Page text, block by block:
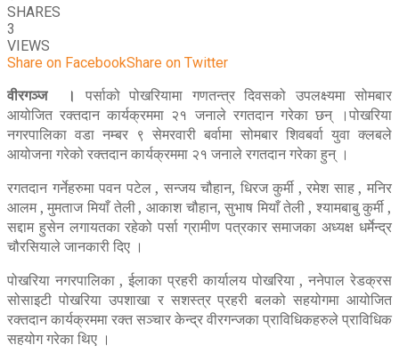
SHARES
3
VIEWS
Share on FacebookShare on Twitter
वीरगञ्ज ।
पर्साको पोखरियामा गणतन्त्र दिवसको उपलक्ष्यमा सोमबार
आयोजित रक्तदान कार्यक्रममा २१ जनाले रगतदान गरेका छन् ।पोखरिया
नगरपालिका वडा नम्बर ९ सेमरवारी बर्वामा सोमबार शिवबर्वा युवा क्लबले
आयोजना गरेको रक्तदान कार्यक्रममा २१ जनाले रगतदान गरेका हुन् ।
रगतदान गर्नेहरुमा पवन पटेल , सन्जय चौहान, धिरज कुर्मी , रमेश साह , मनिर
आलम , मुमताज मियाँ तेली , आकाश चौहान, सुभाष मियाँ तेली , श्यामबाबु कुर्मी ,
सद्दाम हुसेन लगायतका रहेको पर्सा ग्रामीण पत्रकार समाजका अध्यक्ष धर्मेन्द्र
चौरसियाले जानकारी दिए ।
पोखरिया नगरपालिका , ईलाका प्रहरी कार्यालय पोखरिया , ननेपाल रेडक्रस
सोसाइटी पोखरिया उपशाखा र सशस्त्र प्रहरी बलको सहयोगमा आयोजित
रक्तदान कार्यक्रममा रक्त सञ्चार केन्द्र वीरगन्जका प्राविधिकहरुले प्राविधिक
सहयोग गरेका थिए ।